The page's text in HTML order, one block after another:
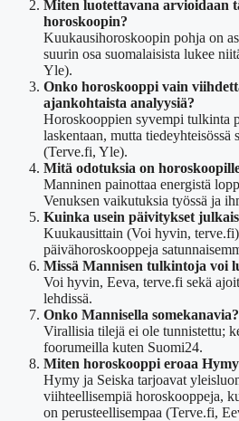
Miten luotettavana arvioidaan
horoskoopin?
Kuukausihoroskoopin pohja on
suurin osa suomalaisista lukee
Yle).
Onko horoskooppi vain
ajankohtaista analyysiä?
Horoskooppien syvempi tulkinta
laskentaan, mutta tiedeyhteisössä
(Terve.fi, Yle).
Mitä odotuksia on
Manninen painottaa energistä
Venuksen vaikutuksia työssä ja
Kuinka usein päivitykset
Kuukausittain (Voi hyvin,
päivähoroskooppeja
Missä Mannisen tulkintoja voi
Voi hyvin, Eeva, terve.fi sekä
lehdissä.
Onko Mannisella somekanavia?
Virallisia tilejä ei ole tunnistettu;
foorumeilla kuten Suomi24.
Miten horoskooppi eroaa
Hymy ja Seiska tarjoavat
viihteellisempiä horoskooppeja,
on perusteellisempaa (Terve.fi,